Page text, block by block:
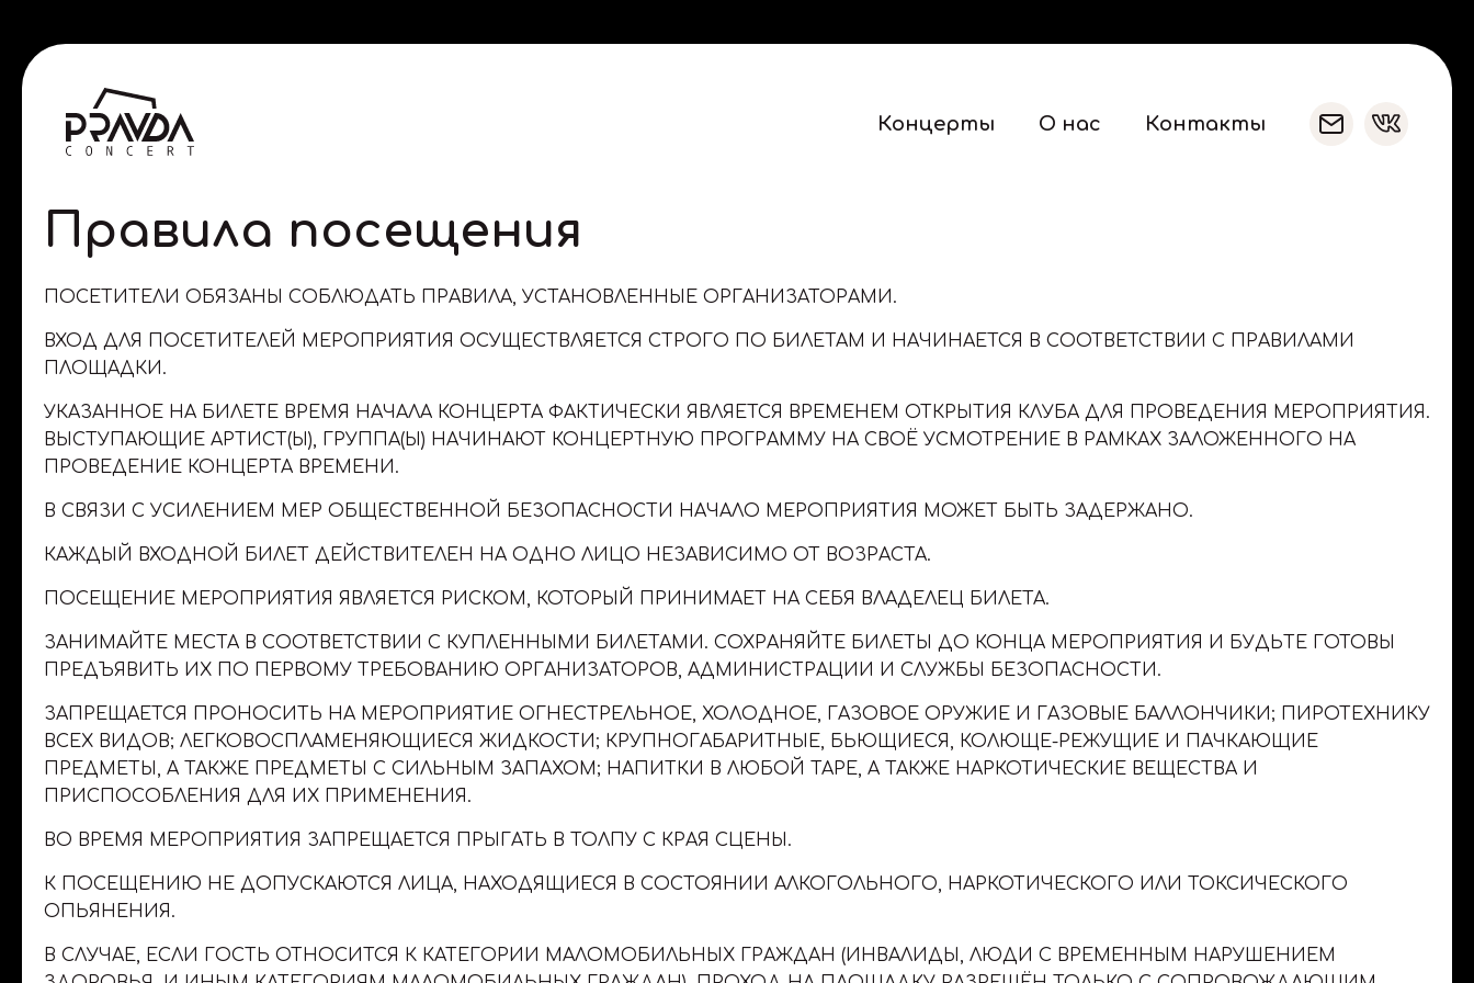
Концерты О нас Контакты
Правила посещения
ПОСЕТИТЕЛИ ОБЯЗАНЫ СОБЛЮДАТЬ ПРАВИЛА, УСТАНОВЛЕННЫЕ ОРГАНИЗАТОРАМИ.
ВХОД ДЛЯ ПОСЕТИТЕЛЕЙ МЕРОПРИЯТИЯ ОСУЩЕСТВЛЯЕТСЯ СТРОГО ПО БИЛЕТАМ И НАЧИНАЕТСЯ В СООТВЕТСТВИИ С ПРАВИЛАМИ
ПЛОЩАДКИ.
УКАЗАННОЕ НА БИЛЕТЕ ВРЕМЯ НАЧАЛА КОНЦЕРТА ФАКТИЧЕСКИ ЯВЛЯЕТСЯ ВРЕМЕНЕМ ОТКРЫТИЯ КЛУБА ДЛЯ ПРОВЕДЕНИЯ МЕРОПРИЯТИЯ.
ВЫСТУПАЮЩИЕ АРТИСТ(Ы), ГРУППА(Ы) НАЧИНАЮТ КОНЦЕРТНУЮ ПРОГРАММУ НА СВОЁ УСМОТРЕНИЕ В РАМКАХ ЗАЛОЖЕННОГО НА
ПРОВЕДЕНИЕ КОНЦЕРТА ВРЕМЕНИ.
В СВЯЗИ С УСИЛЕНИЕМ МЕР ОБЩЕСТВЕННОЙ БЕЗОПАСНОСТИ НАЧАЛО МЕРОПРИЯТИЯ МОЖЕТ БЫТЬ ЗАДЕРЖАНО.
КАЖДЫЙ ВХОДНОЙ БИЛЕТ ДЕЙСТВИТЕЛЕН НА ОДНО ЛИЦО НЕЗАВИСИМО ОТ ВОЗРАСТА.
ПОСЕЩЕНИЕ МЕРОПРИЯТИЯ ЯВЛЯЕТСЯ РИСКОМ, КОТОРЫЙ ПРИНИМАЕТ НА СЕБЯ ВЛАДЕЛЕЦ БИЛЕТА.
ЗАНИМАЙТЕ МЕСТА В СООТВЕТСТВИИ С КУПЛЕННЫМИ БИЛЕТАМИ. СОХРАНЯЙТЕ БИЛЕТЫ ДО КОНЦА МЕРОПРИЯТИЯ И БУДЬТЕ ГОТОВЫ
ПРЕДЪЯВИТЬ ИХ ПО ПЕРВОМУ ТРЕБОВАНИЮ ОРГАНИЗАТОРОВ, АДМИНИСТРАЦИИ И СЛУЖБЫ БЕЗОПАСНОСТИ.
ЗАПРЕЩАЕТСЯ ПРОНОСИТЬ НА МЕРОПРИЯТИЕ ОГНЕСТРЕЛЬНОЕ, ХОЛОДНОЕ, ГАЗОВОЕ ОРУЖИЕ И ГАЗОВЫЕ БАЛЛОНЧИКИ; ПИРОТЕХНИКУ
ВСЕХ ВИДОВ; ЛЕГКОВОСПЛАМЕНЯЮЩИЕСЯ ЖИДКОСТИ; КРУПНОГАБАРИТНЫЕ, БЬЮЩИЕСЯ, КОЛЮЩЕ-РЕЖУЩИЕ И ПАЧКАЮЩИЕ
ПРЕДМЕТЫ, А ТАКЖЕ ПРЕДМЕТЫ С СИЛЬНЫМ ЗАПАХОМ; НАПИТКИ В ЛЮБОЙ ТАРЕ, А ТАКЖЕ НАРКОТИЧЕСКИЕ ВЕЩЕСТВА И
ПРИСПОСОБЛЕНИЯ ДЛЯ ИХ ПРИМЕНЕНИЯ.
ВО ВРЕМЯ МЕРОПРИЯТИЯ ЗАПРЕЩАЕТСЯ ПРЫГАТЬ В ТОЛПУ С КРАЯ СЦЕНЫ.
К ПОСЕЩЕНИЮ НЕ ДОПУСКАЮТСЯ ЛИЦА, НАХОДЯЩИЕСЯ В СОСТОЯНИИ АЛКОГОЛЬНОГО, НАРКОТИЧЕСКОГО ИЛИ ТОКСИЧЕСКОГО
ОПЬЯНЕНИЯ.
В СЛУЧАЕ, ЕСЛИ ГОСТЬ ОТНОСИТСЯ К КАТЕГОРИИ МАЛОМОБИЛЬНЫХ ГРАЖДАН (ИНВАЛИДЫ, ЛЮДИ С ВРЕМЕННЫМ НАРУШЕНИЕМ